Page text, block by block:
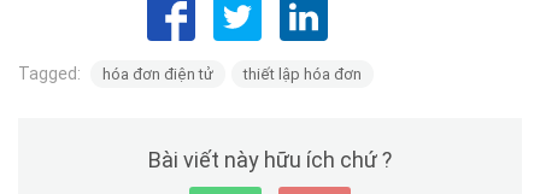
Tagged: hóa đơn điện tử thiết lập hóa đơn
Bài viết này hữu ích chứ ?